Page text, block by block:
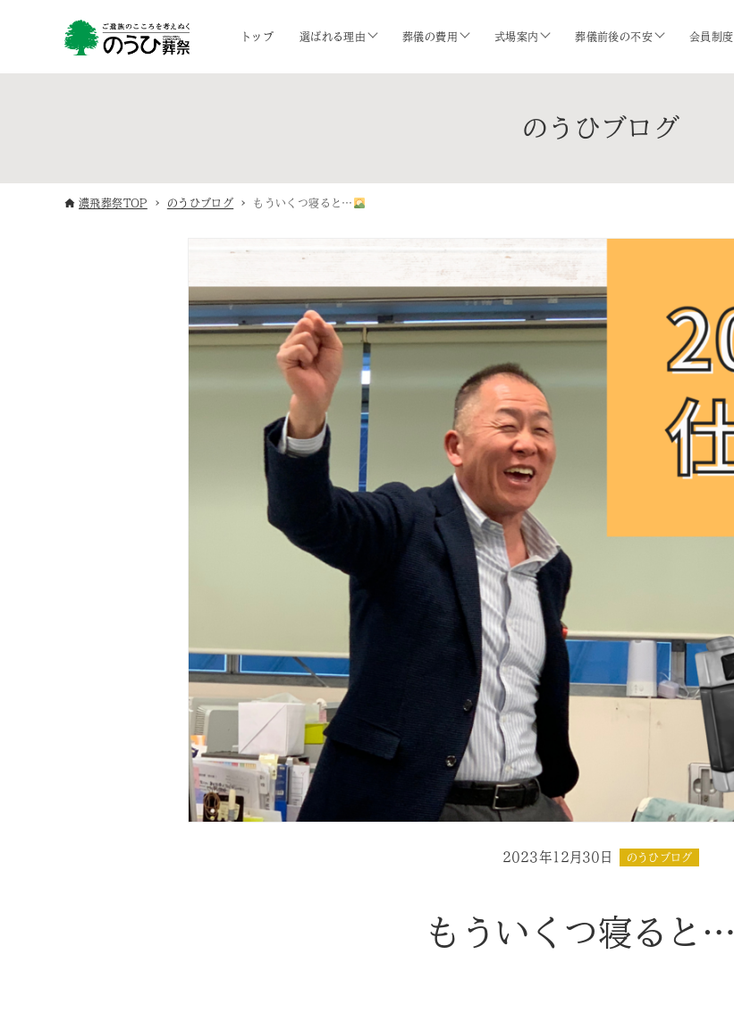
トップ 選ばれる理由 葬儀の費用 式場案内 葬儀前後の不安 会員制度
のうひブログ
濃飛葬祭TOP のうひブログ もういくつ寝ると…
2023年12月30日 のうひブログ
もういくつ寝ると…